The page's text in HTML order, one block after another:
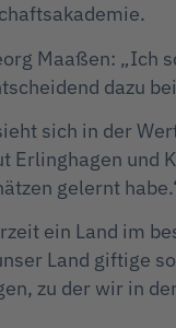
Maaßen: „Ich
dazu
sich in der
und
gelernt
ein Land im
Land giftige
zu der wir in